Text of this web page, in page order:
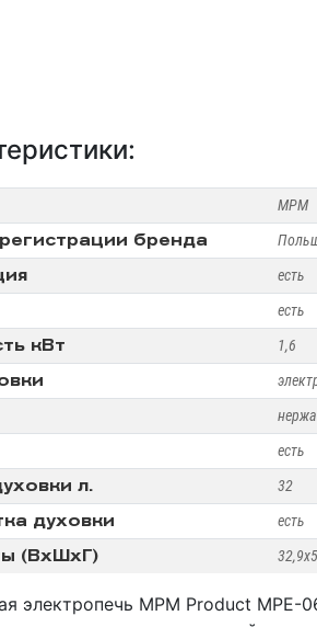
МРМ
бренда
есть
есть
кВт 1,6
есть
л. 32
духовки есть
(ВхШхГ)
электропечь MPM Product